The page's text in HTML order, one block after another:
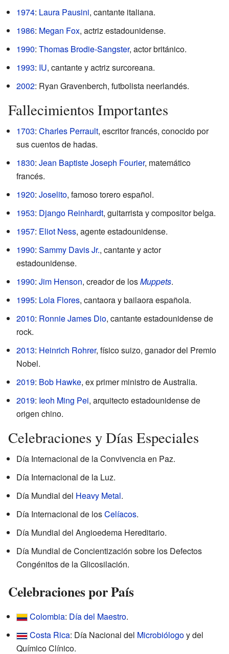
1974: Laura Pausini, cantante italiana.
1986: Megan Fox, actriz estadounidense.
1990: Thomas Brodie-Sangster, actor británico.
1993: IU, cantante y actriz surcoreana.
2002: Ryan Gravenberch, futbolista neerlandés.
Fallecimientos Importantes
1703: Charles Perrault, escritor francés, conocido por
sus cuentos de hadas.
1830: Jean Baptiste Joseph Fourier, matemático
francés.
1920: Joselito, famoso torero español.
1953: Django Reinhardt, guitarrista y compositor belga.
1957: Eliot Ness, agente estadounidense.
1990: Sammy Davis Jr., cantante y actor
estadounidense.
1990: Jim Henson, creador de losMuppets.
1995: Lola Flores, cantaora y bailaora española.
2010: Ronnie James Dio, cantante estadounidense de
rock.
2013: Heinrich Rohrer, físico suizo, ganador del Premio
Nobel.
2019: Bob Hawke, ex primer ministro de Australia.
2019: Ieoh Ming Pei, arquitecto estadounidense de
origen chino.
Celebraciones y Días Especiales
Día Internacional de la Convivencia en Paz.
Día Internacional de la Luz.
Día Mundial del Heavy Metal.
Día Internacional de losCelíacos.
Día Mundial del Angioedema Hereditario.
Día Mundial de Concientización sobre los Defectos
Congénitos de la Glicosilación.
Celebraciones por País
Colombia: Día del Maestro.
Costa Rica: Día Nacional del Microbiólogoy del
Químico Clínico.